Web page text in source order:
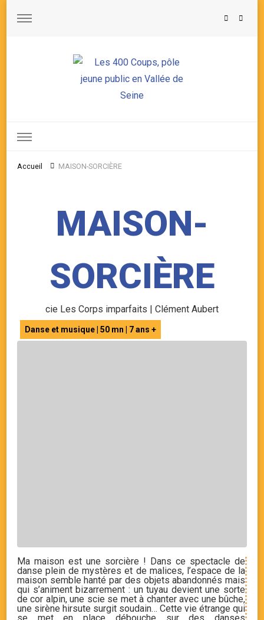
Accueil MAISON-SORCIÈRE
MAISON-
SORCIÈRE
cie Les Corps imparfaits | Clément Aubert
Danse et musique | 50 mn | 7 ans +
Ma maison est une sorcière ! Dans ce spectacle de
danse plein de mystères et de malices, l’espace de la
maison semble hanté par des objets abandonnés mais
qui s’animent bizarrement : un tuyau devient une sorte
de cor alpin, une scie se met à chanter avec une bûche,
une sirène hirsute surgit soudain… Cette vie étrange qui